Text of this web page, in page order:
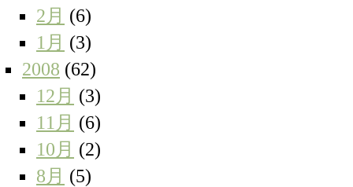
2月 (6)
1月 (3)
2008 (62)
12月 (3)
11月 (6)
10月 (2)
8月 (5)